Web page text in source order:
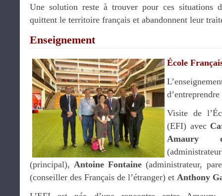
Une solution reste à trouver pour ces situations
quittent le territoire français et abandonnent leur
Enseignement
École
d’entreprendre
Visite de
(EFI) avec
Amaury
(principal),Antoine Fontaine (administrateur,
(conseiller des Français de l’étranger) et Anthony